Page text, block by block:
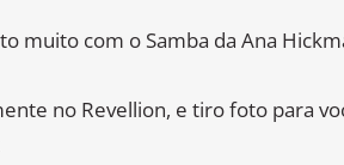
muito com o Samba da Ana
no Revellion, e tiro foto para